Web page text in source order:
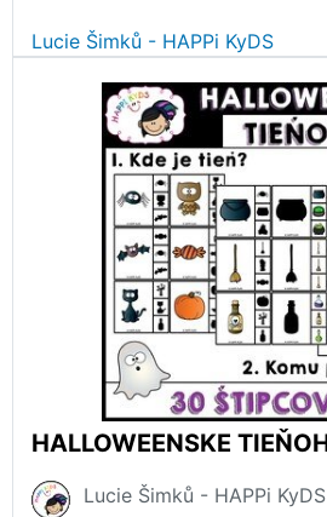
Lucie Šimků - HAPPi KyDS
Lucie Šimků - HAPPi KyDS